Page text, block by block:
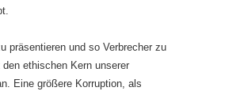
präsentieren und so Verbrecher zu
ethischen Kern unserer
Eine größere Korruption, als